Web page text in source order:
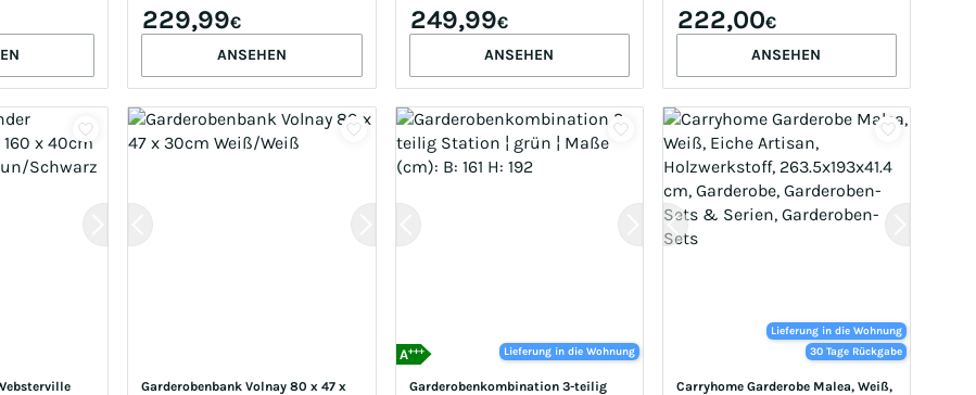
229,99€
ANSEHEN
249,99€
ANSEHEN
145x184x29 cm, stehend,
Garderobe, Garderoben-Sets &
Serien, Garderoben-Sets
222,00€
ANSEHEN
Garderobenbank Volnay 80 x 47 x
Lieferung in die Wohnung
A+++
Garderobenkombination 3-teilig
Lieferung in die Wohnung
30 Tage Rückgabe
Carryhome Garderobe Malea, Weiß,